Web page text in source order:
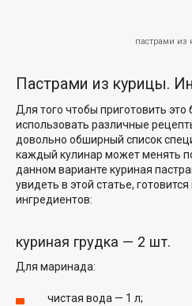
пастрами из
Пастрами из курицы.
Для того чтобы приготовить
использовать различные
довольно обширный список
каждый кулинар может менять
данном варианте куриная
увидеть в этой статье,
ингредиентов:
куриная грудка — 2 шт.
Для маринада:
чистая вода — 1 л;